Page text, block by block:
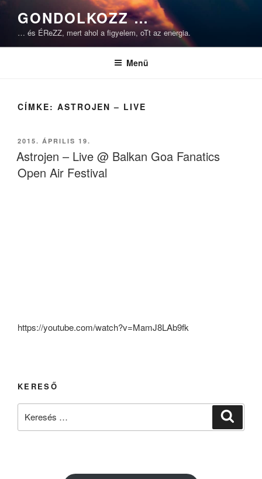
Tartalomhoz
GONDOLKOZZ …
… és ÉReZZ, mert ahol a figyelem, oTt az energia.
Menü
CÍMKE: ASTROJEN – LIVE
BEKÜLDVE:
2015. ÁPRILIS 19.
Astrojen – Live @ Balkan Goa Fanatics
Open Air Festival
https://youtube.com/watch?v=MamJ8LAb9fk
KERESŐ